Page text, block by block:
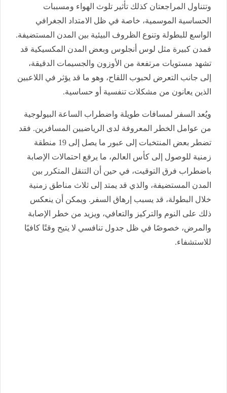
وتتناول المراجعتان كذلك تأثير تلوث الهواء ومسببات
الحساسية الموسمية، خاصة في ظل الامتداد الجغرافي
الواسع للبطولة وتنوع الظروف البيئية بين المدن المستضيفة.
فمدن كبيرة مثل لوس أنجلوس وبعض المدن المكسيكية قد
تشهد مستويات مرتفعة من الأوزون والجسيمات الدقيقة،
إلى جانب التعرض لحبوب اللقاح، وهو ما قد يؤثر في اللاعبين
الذين يعانون من مشكلات تنفسية أو حساسية.
ويُعد السفر لمسافات طويلة واضطراب الساعة البيولوجية
من عوامل الخطر المعروفة لدى الرياضيين المسافرين. فقد
تضطر بعض المنتخبات إلى عبور ما يصل إلى 19 منطقة
زمنية للوصول إلى كأس العالم، ما يرفع احتمالات الإصابة
باضطراب فرق التوقيت، في حين أن التنقل المتكرر بين
المدن المستضيفة، والذي قد يمتد إلى ثلاث مناطق زمنية
خلال البطولة، قد يسبب إرهاق السفر. ويمكن أن ينعكس
ذلك على النوم والتركيز والتعافي، ويزيد من خطر الإصابة
والمرض، خصوصًا في ظل جدول تنافسي لا يتيح وقتًا كافيًا
للاستشفاء.